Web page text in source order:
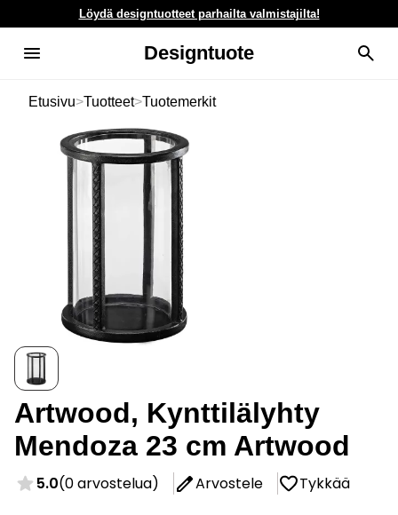
Löydä designtuotteet parhailta valmistajilta!
Designtuote
Etusivu>Tuotteet>Tuotemerkit
Artwood, Kynttilälyhty
Mendoza 23 cm Artwood
5.0(0 arvostelua) Arvostele
Tykkää